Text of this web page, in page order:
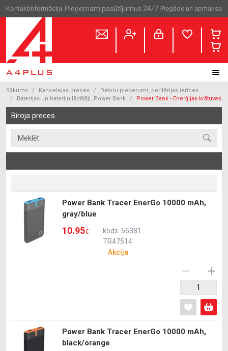
Kontaktinformācija Pieņemam pasūtījumus 24/7 Piegāde un apmaksa
Sākums Kancelejas preces
Datoru piederumi, perifērijas ierīces
Baterijas un bateriju lādētāji, Power Bank
Power Bank - Enerģijas krātuves
Biroja preces
Power Bank Tracer EnerGo 10000 mAh,
gray/blue
10.95€
kods: 56381
TR47514
Akcija
Power Bank Tracer EnerGo 10000 mAh,
black/orange